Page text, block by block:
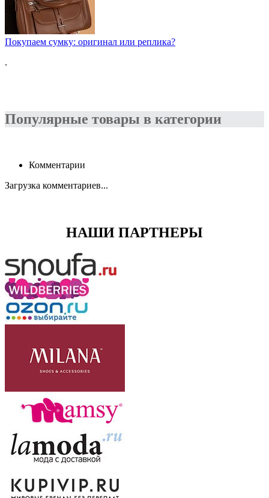
Покупаем сумку: оригинал или реплика?
.
Популярные товары в категории
Комментарии
Загрузка комментариев...
НАШИ ПАРТНЕРЫ